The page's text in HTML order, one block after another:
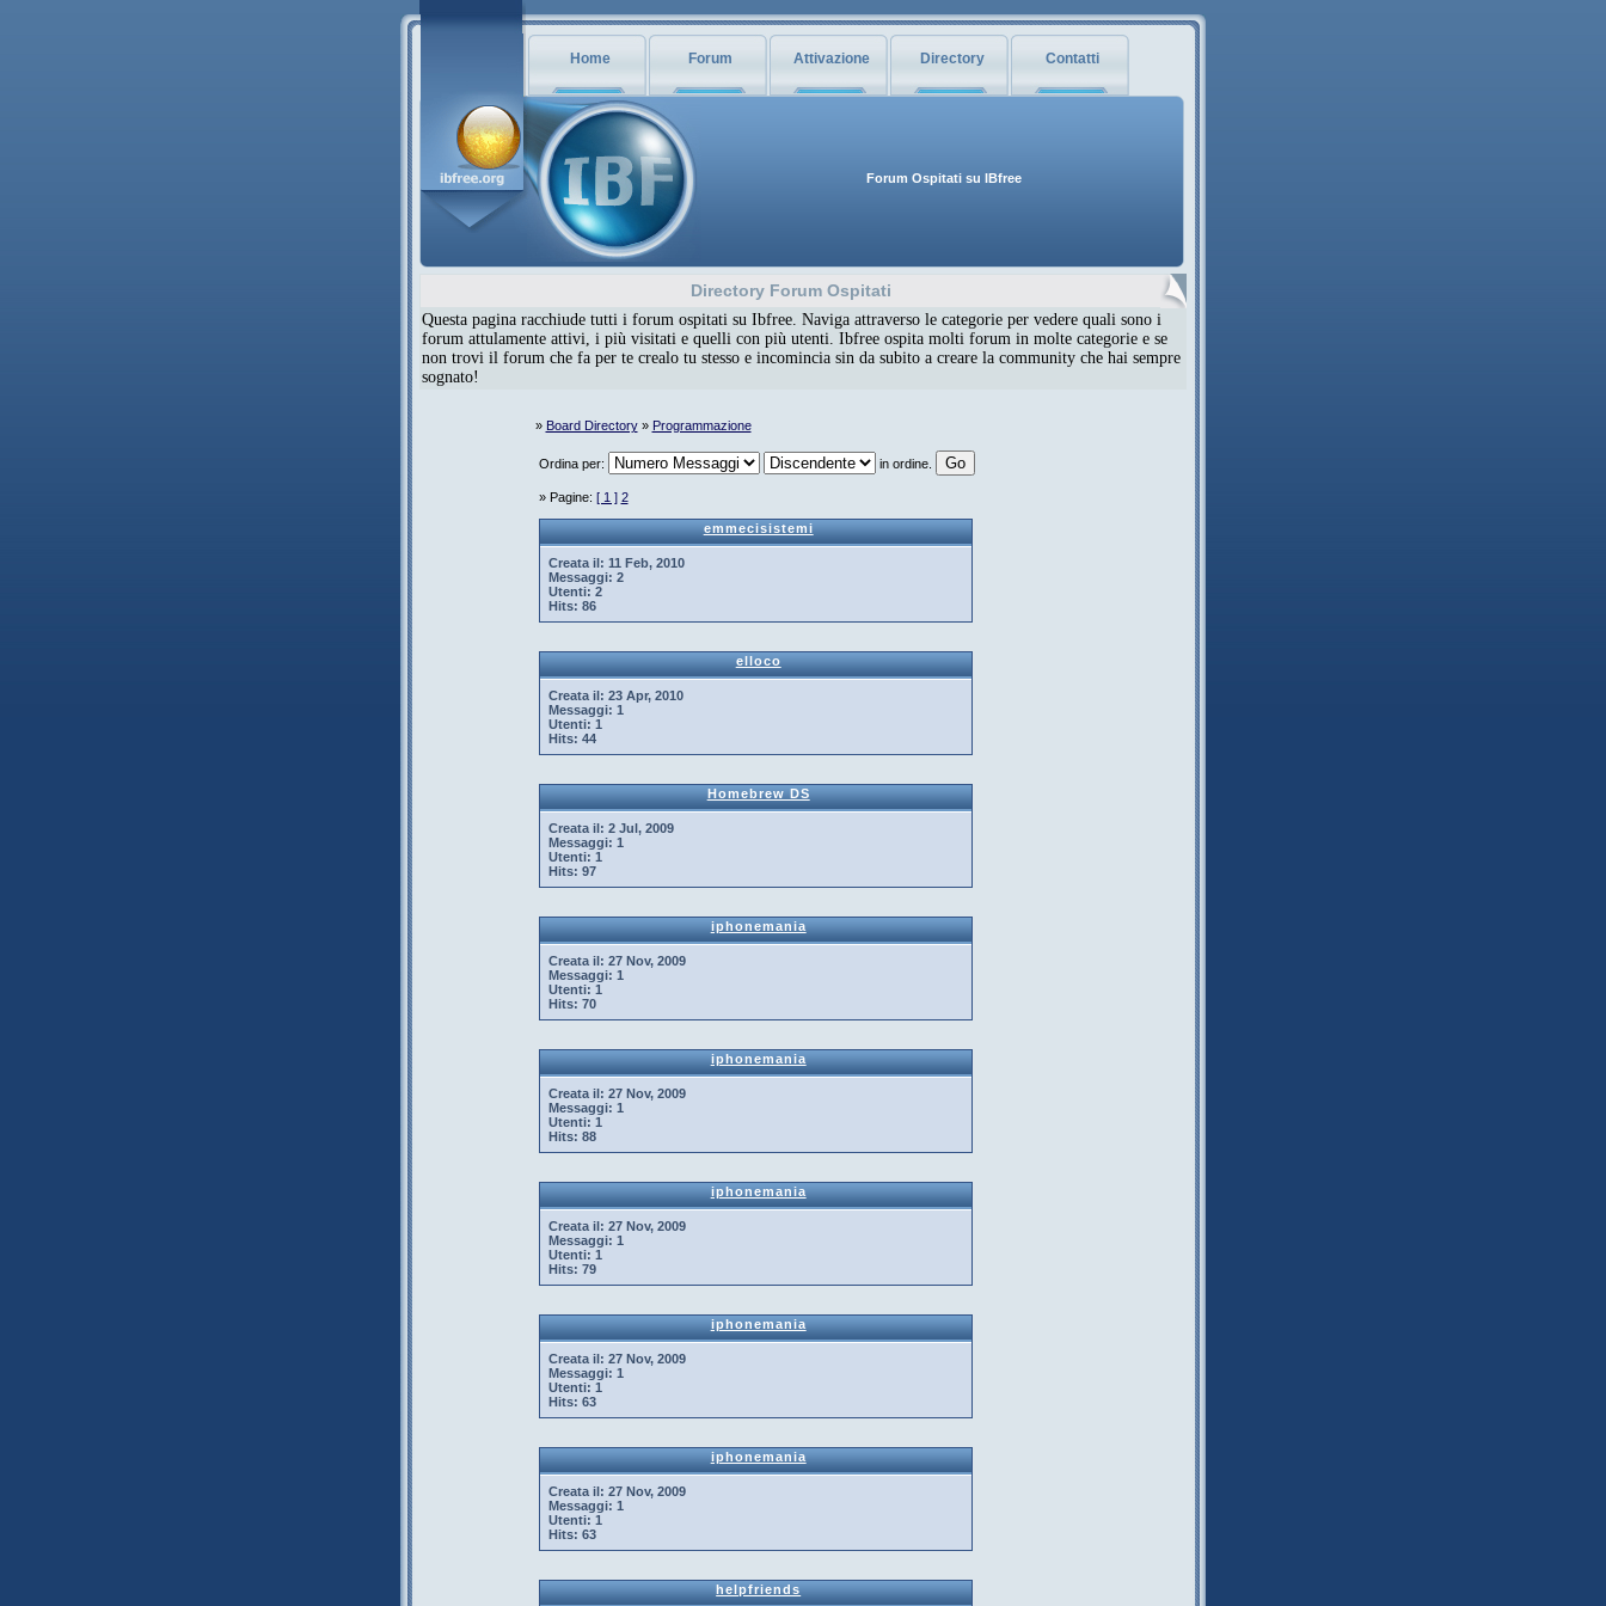
Home Forum Attivazione Directory Contatti
Forum Ospitati su IBfree
Directory Forum Ospitati
Questa pagina racchiude tutti i forum ospitati su Ibfree. Naviga attraverso le categorie per vedere quali sono i
forum attulamente attivi, i più visitati e quelli con più utenti. Ibfree ospita molti forum in molte categorie e se
non trovi il forum che fa per te crealo tu stesso e incomincia sin da subito a creare la community che hai sempre
sognato!
» Board Directory» Programmazione
Ordina per: in ordine.
» Pagine: [ 1 ] 2
emmecisistemi
Creata il: 11 Feb, 2010
Messaggi: 2
Utenti: 2
Hits: 86
elloco
Creata il: 23 Apr, 2010
Messaggi: 1
Utenti: 1
Hits: 44
Homebrew DS
Creata il: 2 Jul, 2009
Messaggi: 1
Utenti: 1
Hits: 97
iphonemania
Creata il: 27 Nov, 2009
Messaggi: 1
Utenti: 1
Hits: 70
iphonemania
Creata il: 27 Nov, 2009
Messaggi: 1
Utenti: 1
Hits: 88
iphonemania
Creata il: 27 Nov, 2009
Messaggi: 1
Utenti: 1
Hits: 79
iphonemania
Creata il: 27 Nov, 2009
Messaggi: 1
Utenti: 1
Hits: 63
iphonemania
Creata il: 27 Nov, 2009
Messaggi: 1
Utenti: 1
Hits: 63
helpfriends